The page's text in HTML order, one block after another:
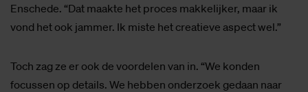
Enschede. “Dat maakte het proces makkelijker, maar ik
vond het ook jammer. Ik miste het creatieve aspect wel.”
Toch zag ze er ook de voordelen van in. “We konden
focussen op details. We hebben onderzoek gedaan naar